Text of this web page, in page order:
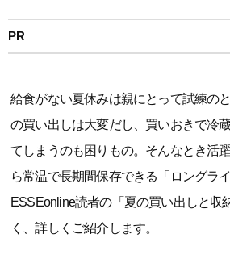
PR
給食がない夏休みは親にとって試練の
の買い出しは大変だし、買いおきで冷
てしまうのも困りもの。そんなとき活
ら常温で長期間保存できる「ロングラ
ESSEonline読者の「夏の買い出しと収
く、詳しくご紹介します。